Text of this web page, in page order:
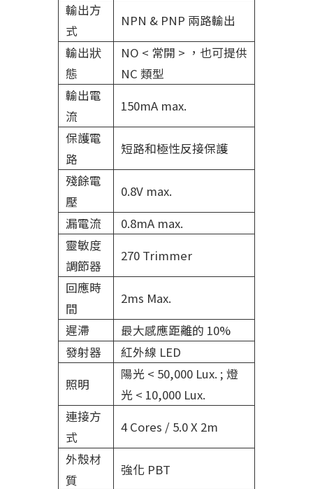
輸出方
式
NPN & PNP 兩路輸出
輸出狀
態
NO < 常開 > ，也可提供
NC 類型
輸出電
流
150mA max.
保護電
路
短路和極性反接保護
殘餘電
壓
0.8V max.
漏電流
0.8mA max.
靈敏度
調節器
270 Trimmer
回應時
間
2ms Max.
遲滯
最大感應距離的 10%
發射器
紅外線 LED
照明
陽光 < 50,000 Lux. ; 燈
光 < 10,000 Lux.
連接方
式
4 Cores / 5.0 X 2m
外殼材
質
強化 PBT